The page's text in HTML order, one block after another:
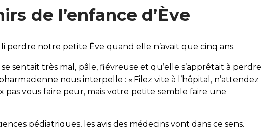
de l’enfance d’Ève
perdre notre petite Ève quand elle n’avait que cinq ans.
sentait très mal, pâle, fiévreuse et qu’elle s’apprêtait à perdre
nous interpelle : « Filez vite à l’hôpital, n’attendez
pas vous faire peur, mais votre petite semble faire une
pédiatriques, les avis des médecins vont dans ce sens.